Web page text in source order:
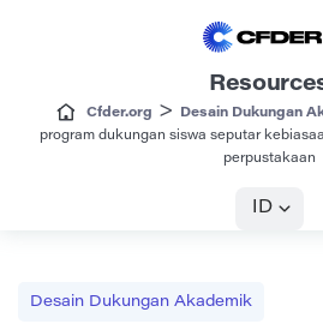
Cfder.org > Desain Dukungan
program dukungan siswa seputar
perpustakaan
ID
Desain Dukungan Akademik